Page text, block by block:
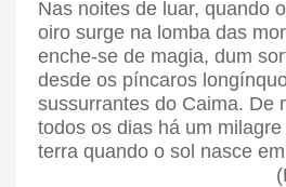
Nas noites de luar, quando
oiro surge na lomba das
enche-se de magia, dum
desde os píncaros
sussurrantes do Caima. De
todos os dias há um
terra quando o sol nasce